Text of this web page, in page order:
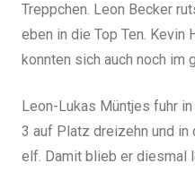
Treppchen. Leon Becker
eben in die Top Ten. Kevin
konnten sich auch noch im
Leon-Lukas Müntjes fuhr
3 auf Platz dreizehn und
elf. Damit blieb er diesmal